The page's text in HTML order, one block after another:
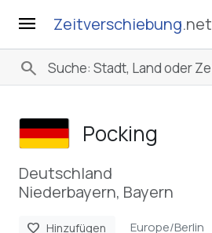
menu Zeitverschiebung.net
search
Pocking
Deutschland
Niederbayern, Bayern
favorite Hinzufügen Europe/Berlin